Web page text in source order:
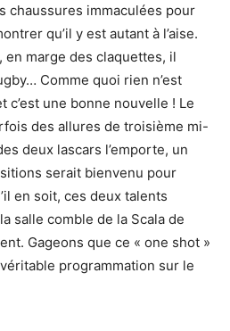
chaussures immaculées pour
qu’il y est autant à l’aise.
marge des claquettes, il
Comme quoi rien n’est
c’est une bonne nouvelle ! Le
des allures de troisième mi-
deux lascars l’emporte, un
serait bienvenu pour
en soit, ces deux talents
salle comble de la Scala de
Gageons que ce « one shot »
programmation sur le